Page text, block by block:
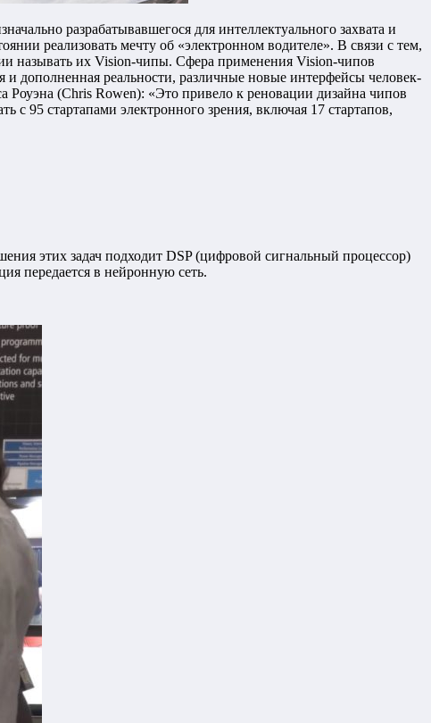
разрабатывавшегося для интеллектуального захвата и
реализовать мечту об «электронном водителе». В связи с тем,
называть их Vision-чипы. Сфера применения Vision-чипов
и дополненная реальности, различные новые интерфейсы человек-
(Chris Rowen): «Это привело к реновации дизайна чипов
95 стартапами электронного зрения, включая 17 стартапов,
этих задач подходит DSP (цифровой сигнальный процессор)
передается в нейронную сеть.